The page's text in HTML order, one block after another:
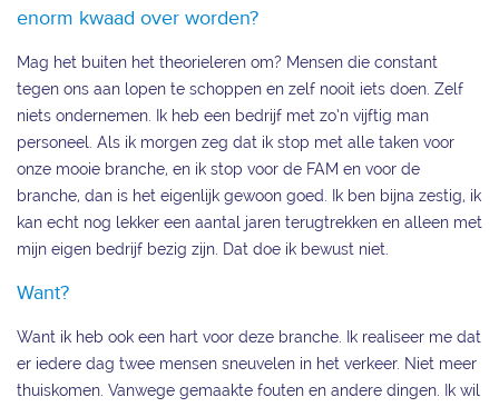
enorm kwaad over worden?
Mag het buiten het theorieleren om? Mensen die constant
tegen ons aan lopen te schoppen en zelf nooit iets doen. Zelf
niets ondernemen. Ik heb een bedrijf met zo’n vijftig man
personeel. Als ik morgen zeg dat ik stop met alle taken voor
onze mooie branche, en ik stop voor de FAM en voor de
branche, dan is het eigenlijk gewoon goed. Ik ben bijna zestig, ik
kan echt nog lekker een aantal jaren terugtrekken en alleen met
mijn eigen bedrijf bezig zijn. Dat doe ik bewust niet.
Want?
Want ik heb ook een hart voor deze branche. Ik realiseer me dat
er iedere dag twee mensen sneuvelen in het verkeer. Niet meer
thuiskomen. Vanwege gemaakte fouten en andere dingen. Ik wil